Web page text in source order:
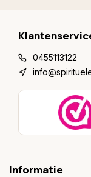
0455113122
Informatie